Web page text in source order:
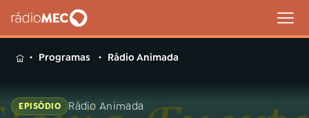
MENUProgramas Rádio Animada
EPISÓDIO Rádio Animada